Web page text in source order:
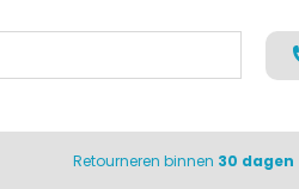
Retourneren binnen 30 dagen